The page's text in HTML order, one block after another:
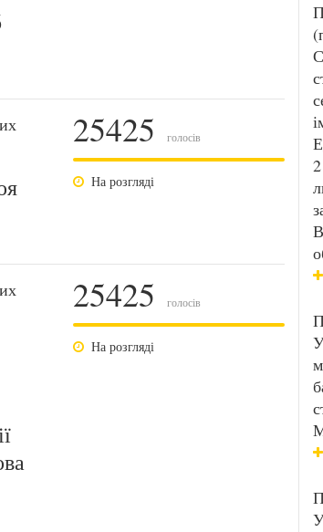
25425 голосів
На розгляді
25425 голосів
На розгляді